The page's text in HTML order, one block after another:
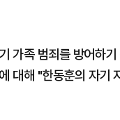
가족 범죄를 방어하기
대해 "한동훈의 자기